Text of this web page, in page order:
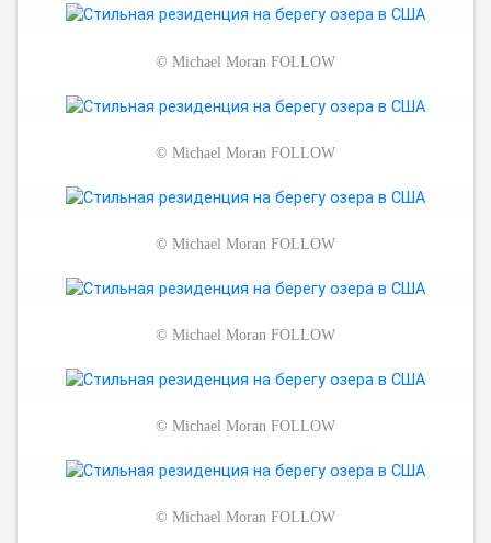
© Michael Moran FOLLOW
© Michael Moran FOLLOW
© Michael Moran FOLLOW
© Michael Moran FOLLOW
© Michael Moran FOLLOW
© Michael Moran FOLLOW